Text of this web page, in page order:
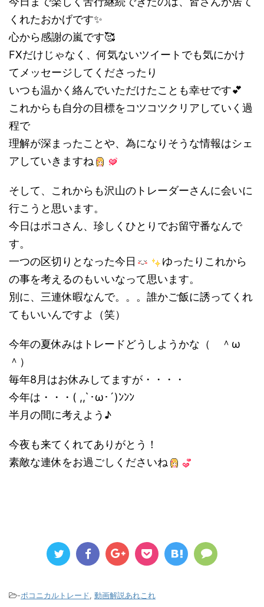
くれたおかげです✨
心から感謝の嵐です🥰
FXだけじゃなく、何気ないツイートでも気にかけ
てメッセージしてくださったり
いつも温かく絡んでいただけたことも幸せです💕
これからも自分の目標をコツコツクリアしていく過
程で
理解が深まったことや、為になりそうな情報はシェ
アしていきますね
そして、これからも沢山のトレーダーさんに会いに
行こうと思います。
今日はポコさん、珍しくひとりでお留守番なんで
す。
一つの区切りとなった今日
ゆったりこれから
の事を考えるのもいいなって思います。
別に、三連休暇なんで。。。誰かご飯に誘ってくれ
てもいいんですよ（笑）
今年の夏休みはトレードどうしようかな（ ＾ω
＾）
毎年8月はお休みしてますが・・・・
今年は・・・( ,,`･ω･´)ﾝﾝﾝ
半月の間に考えよう♪
今夜も来てくれてありがとう！
素敵な連休をお過ごしくださいね
-ポコニカルトレード, 動画解説あれこれ